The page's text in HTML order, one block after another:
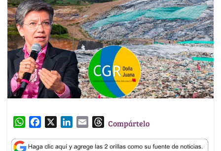
W
a
c
n
a
T
r
Compártelo